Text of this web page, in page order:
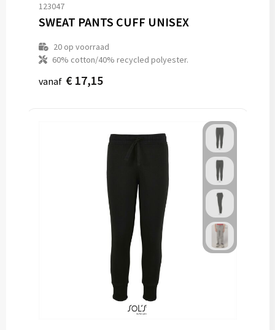
123047
SWEAT PANTS CUFF UNISEX
20op voorraad
60% cotton/40% recycled polyester.
vanaf € 17,15